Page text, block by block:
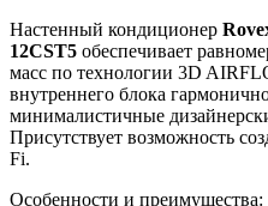
Настенный кондиционер
12CST5 обеспечивает
масс по технологии 3D
внутреннего блока
минималистичные
Присутствует возможность
Fi.
Особенности и преимущества: